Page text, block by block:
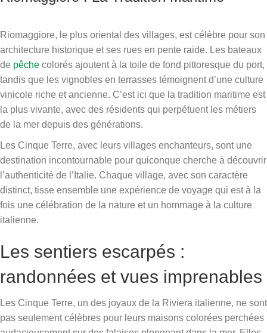
Riomaggiore, le plus oriental des villages, est célèbre pour son
architecture historique et ses rues en pente raide. Les bateaux
de pêche colorés ajoutent à la toile de fond pittoresque du port,
tandis que les vignobles en terrasses témoignent d’une culture
vinicole riche et ancienne. C’est ici que la tradition maritime est
la plus vivante, avec des résidents qui perpétuent les métiers
de la mer depuis des générations.
Les Cinque Terre, avec leurs villages enchanteurs, sont une
destination incontournable pour quiconque cherche à découvrir
l’authenticité de l’Italie. Chaque village, avec son caractère
distinct, tisse ensemble une expérience de voyage qui est à la
fois une célébration de la nature et un hommage à la culture
italienne.
Les sentiers escarpés :
randonnées et vues imprenables
Les Cinque Terre, un des joyaux de la Riviera italienne, ne sont
pas seulement célèbres pour leurs maisons colorées perchées